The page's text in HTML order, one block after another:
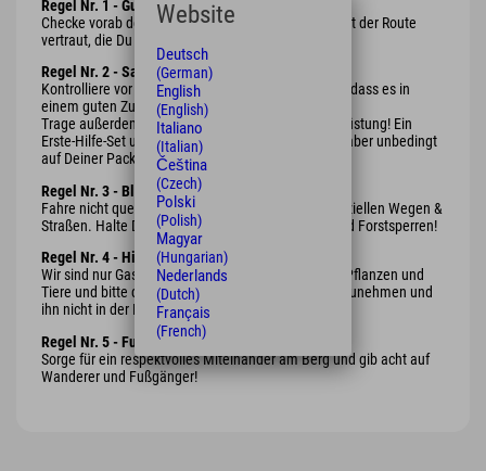
Regel Nr. 1 - Gute Vorbereitung ist das A und O
Checke vorab den Wetterbericht und mache Dich mit der Route
vertraut, die Du Dir ausgesucht hast.
Regel Nr. 2 - Safety first
Kontrolliere vor Abfahrt Dein Bike und sei Dir sicher, dass es in
einem guten Zustand ist.😉
Trage außerdem immer eine geeignete Schutzausrüstung! Ein
Erste-Hilfe-Set und die passende Kleidung müssen aber unbedingt
auf Deiner Pack-Liste stehen!
Regel Nr. 3 - Bleib auf dem Weg
Fahre nicht querfeldein, sondern bleibe auf den offiziellen Wegen &
Straßen. Halte Dich bitte auch an offizielle Jagd- und Forstsperren!
Regel Nr. 4 - Hinterlasse keine Spuren
Wir sind nur Gast in der Natur. Nimm Rücksicht auf Pflanzen und
Tiere und bitte denk daran, Deinen Müll wieder mitzunehmen und
ihn nicht in der Natur liegen zu lassen.
Regel Nr. 5 - Fußgänger haben Vorrang
Sorge für ein respektvolles Miteinander am Berg und gib acht auf
Wanderer und Fußgänger!
Website
Deutsch
(German)
English
(English)
Italiano
(Italian)
Čeština
(Czech)
Polski
(Polish)
Magyar
(Hungarian)
Nederlands
(Dutch)
Français
(French)